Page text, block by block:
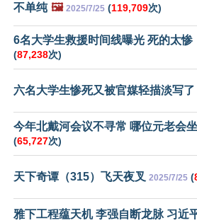
不单纯 🖼️ 2025/7/25 (119,709次)
6名大学生救援时间线曝光 死的太惨
(87,238次)
六名大学生惨死又被官媒轻描淡写了
今年北戴河会议不寻常 哪位元老会
(65,727次)
天下奇谭（315）飞天夜叉 2025/7/25 (
雅下工程蕴天机 李强自断龙脉 习近